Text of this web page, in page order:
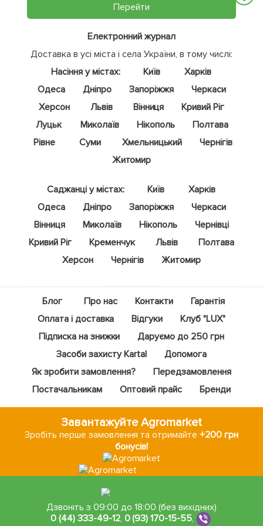
Перейти
Електронний журнал
Доставка в усі міста і села України, в тому числі:
Насіння у містах:
Київ
Харків
Одеса
Дніпро Запоріжжя
Черкаси
Херсон
Львів Вінниця
Кривий Ріг
Луцьк
Миколаїв Нікополь
Полтава
Рівне
Суми Хмельницький
Чернігів
Житомир
Саджанці у містах: Київ
Харків
Одеса
Дніпро Запоріжжя
Черкаси
Вінниця
Миколаїв Нікополь
Чернівці
Кривий Ріг
Кременчук Львів
Полтава
Херсон
Чернігів Житомир
Блог Про нас Контакти
Гарантія
Оплата і доставка
Відгуки
Клуб "LUX"
Підписка на знижки
Даруємо до 250 грн
Засоби захисту Kartal
Допомога
Як зробити замовлення?
Передзамовлення
Постачальникам
Оптовий прайс Бренди
Завантажуйте Agromarket
Зробіть перше замовлення та отримайте+200 грн
бонусів!
Дзвоніть з 09:00 до 18:00 (без вихідних)
0 (44) 333-49-12, 0 (93) 170-15-55,